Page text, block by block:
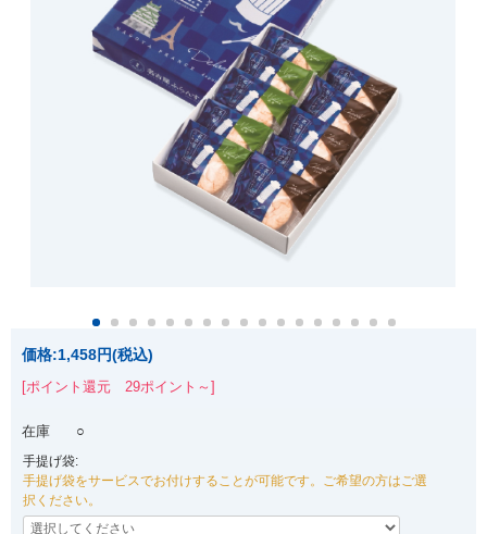
価格:1,458円(税込)
[ポイント還元 29ポイント～]
在庫 ○
手提げ袋:
手提げ袋をサービスでお付けすることが可能です。ご希望の方はご選
択ください。